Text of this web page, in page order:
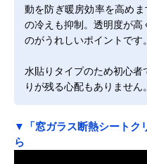
動を防ぎ暖房効率を高め
の冷えも抑制。透明度が高
のがうれしいポイントです。
水貼りタイプのため初心
りが残る心配もありません。
▼「窓ガラス断熱シートク
ら